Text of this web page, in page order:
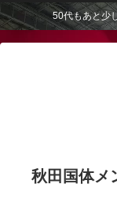
50代もあと少
秋田国体メ